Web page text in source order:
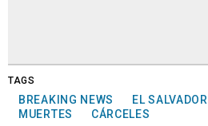
TAGS
BREAKING NEWS EL SALVADOR
MUERTES
CÁRCELES